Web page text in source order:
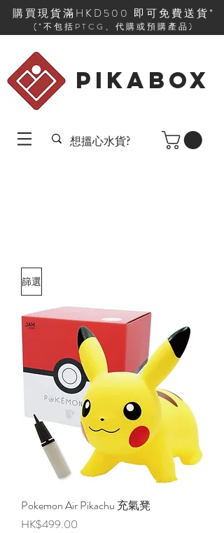
購買現貨滿HKD500 即可免費送貨*
(*不包括PTCG、代購或預購產品)
PIKABOX
篩選
Pokemon Air Pikachu 充氣凳
價格
HK$499.00